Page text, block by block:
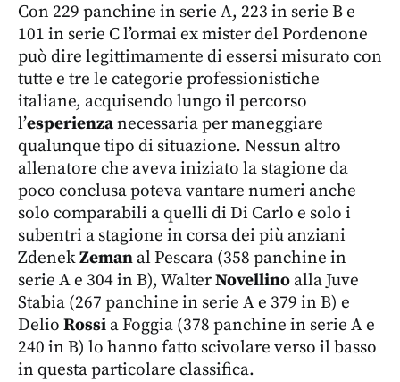
Con 229 panchine in serie A, 223 in serie B e
101 in serie C l’ormai ex mister del Pordenone
può dire legittimamente di essersi misurato con
tutte e tre le categorie professionistiche
italiane, acquisendo lungo il percorso
l’esperienzanecessaria per maneggiare
qualunque tipo di situazione. Nessun altro
allenatore che aveva iniziato la stagione da
poco conclusa poteva vantare numeri anche
solo comparabili a quelli di Di Carlo e solo i
subentri a stagione in corsa dei più anziani
ZdenekZeman al Pescara (358 panchine in
serie A e 304 in B), WalterNovellino alla Juve
Stabia (267 panchine in serie A e 379 in B) e
Delio Rossi a Foggia (378 panchine in serie A e
240 in B) lo hanno fatto scivolare verso il basso
in questa particolare classifica.